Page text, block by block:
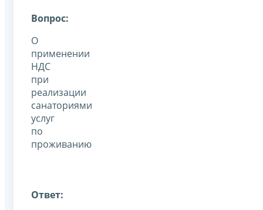
Вопрос:
О
применении
НДС
при
реализации
санаториями
услуг
по
проживанию
Ответ: